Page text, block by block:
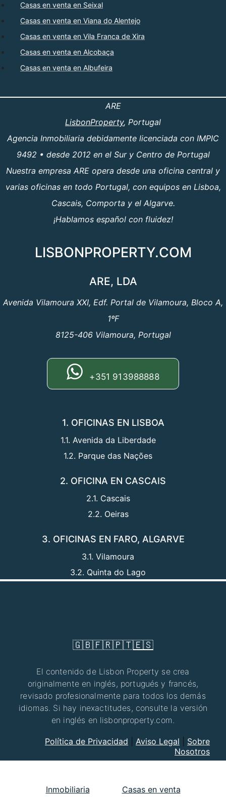
Casas en venta en Seixal
Casas en venta en Viana do Alentejo
Casas en venta en Vila Franca de Xira
Casas en venta en Alcobaça
Casas en venta en Albufeira
ARE
LisbonProperty, Portugal
Agencia Inmobiliaria debidamente licenciada con IMPIC
9492 • desde 2012 en el Sur y Centro de Portugal
Nuestra empresa ARE opera desde una oficina central y
varias oficinas en todo Portugal, con equipos en Lisboa,
Cascais, Comporta y el Algarve.
¡Hablamos español con fluidez!
LISBONPROPERTY.COM
ARE, LDA
Avenida Vilamoura XXI, Edf. Portal de Vilamoura, Bloco A,
1ºF
8125-406 Vilamoura, Portugal
+351 913988888
1. OFICINAS EN LISBOA
1.1. Avenida da Liberdade
1.2. Parque das Nações
2. OFICINA EN CASCAIS
2.1. Cascais
2.2. Oeiras
3. OFICINAS EN FARO, ALGARVE
3.1. Vilamoura
3.2. Quinta do Lago
🇬🇧🇫🇷🇵🇹🇪🇸
El contenido de Lisbon Property se crea
originalmente en inglés, portugués y francés,
revisado profesionalmente para todos los demás
idiomas. Si hay inexactitudes, consulte la versión
en inglés en lisbonproperty.com.
Política de Privacidad Aviso Legal
Sobre
Nosotros
Inmobiliaria Casas en venta